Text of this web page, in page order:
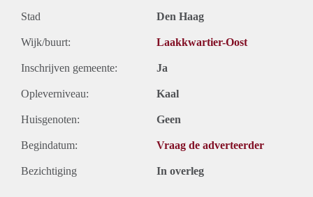
Stad Den Haag
Wijk/buurt: Laakkwartier-Oost
Inschrijven gemeente: Ja
Opleverniveau: Kaal
Huisgenoten: Geen
Begindatum: Vraag de adverteerder
Bezichtiging In overleg